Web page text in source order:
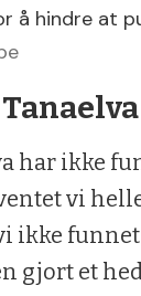
å hindre at
har ikke
vi
ikke
gjort et